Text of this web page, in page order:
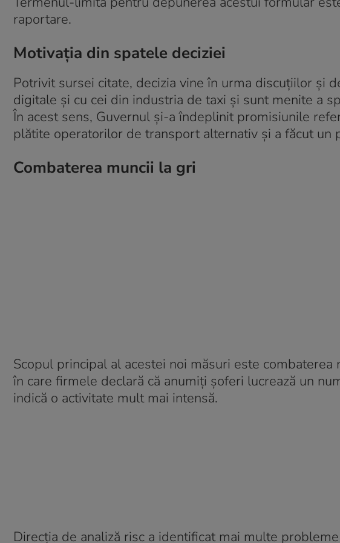
raportare.
Motivația din spatele deciziei
Potrivit sursei citate, decizia vine în urma discuțiilor și
digitale și cu cei din industria de taxi și sunt menite a
În acest sens, Guvernul și-a îndeplinit promisiunile
plătite operatorilor de transport alternativ și a făcut un
Combaterea muncii la gri
Scopul principal al acestei noi măsuri este
în care firmele declară că anumiți șoferi lucrează un
indică o activitate mult mai intensă.
Direcția de analiză risc a identificat mai multe